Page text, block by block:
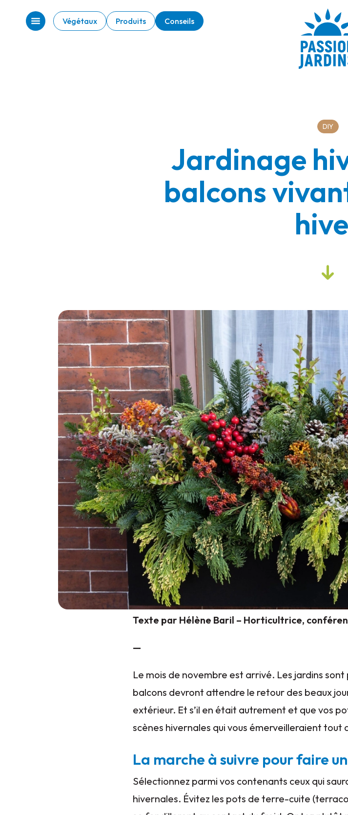
Végétaux Produits Conseils
DIY
Jardinage
balcons
Texte par Hélène Baril – Horticultrice,
—
Le mois de novembre est arrivé. Les jardins
balcons devront attendre le retour des beaux
extérieur. Et s’il en était autrement et que vos
scènes hivernales qui vous émerveilleraient tout
La marche à suivre pour faire
Sélectionnez parmi vos contenants ceux qui
hivernales. Évitez les pots de terre-cuite